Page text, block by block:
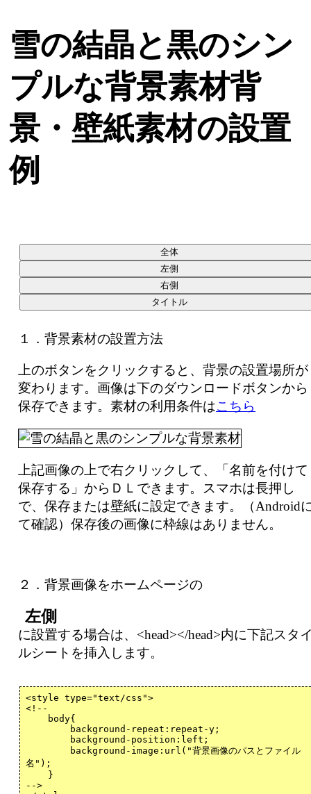
雪の結晶と黒のシン
プルな背景素材背
景・壁紙素材の設置
例
１．背景素材の設置方法
上のボタンをクリックすると、背景の設置場所が
変わります。画像は下のダウンロードボタンから
保存できます。素材の利用条件はこちら
上記画像の上で右クリックして、「名前を付けて
保存する」からＤＬできます。スマホは長押し
で、保存または壁紙に設定できます。（Android
て確認）保存後の画像に枠線はありません。
２．背景画像をホームページの
に設置する場合は、<head></head>内に下記スタ
ルシートを挿入します。